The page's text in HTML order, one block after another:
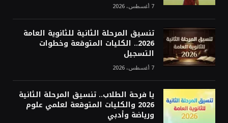
7 أغسطس، 2026
تنسيق المرحلة الثانية للثانوية العامة
2026.. الكليات المتوقعة وخطوات
التسجيل
7 أغسطس، 2026
يا فرحة الطلاب.. تنسيق المرحلة الثانية
2026 والكليات المتوقعة لعلمي علوم
ورياضة وأدبي